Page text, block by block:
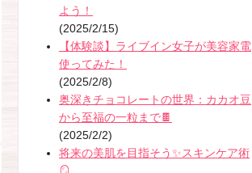
よう！
(2025/2/15)
【体験談】ライブイン女子が美容家電
使ってみた！
(2025/2/8)
奥深きチョコレートの世界：カカオ豆
から至福の一粒まで🍫
(2025/2/2)
将来の美肌を目指そう✨スキンケア術